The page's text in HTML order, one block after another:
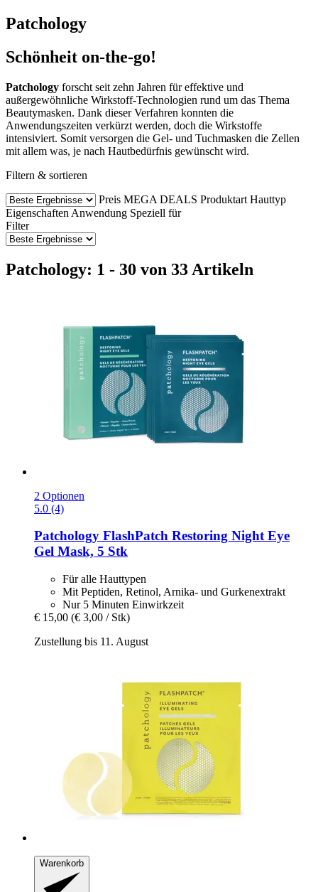
Patchology
Schönheit on-the-go!
Patchology forscht seit zehn Jahren für effektive und
außergewöhnliche Wirkstoff-Technologien rund um das Thema
Beautymasken. Dank dieser Verfahren konnten die
Anwendungszeiten verkürzt werden, doch die Wirkstoffe
intensiviert. Somit versorgen die Gel- und Tuchmasken die Zellen
mit allem was, je nach Hautbedürfnis gewünscht wird.
Filtern & sortieren
Preis MEGA DEALS Produktart Hauttyp
Eigenschaften Anwendung Speziell für
Filter
Patchology: 1 - 30 von 33 Artikeln
2 Optionen
5.0 (4)
Patchology FlashPatch Restoring Night Eye
Gel Mask, 5 Stk
Für alle Hauttypen
Mit Peptiden, Retinol, Arnika- und Gurkenextrakt
Nur 5 Minuten Einwirkzeit
€ 15,00 (€ 3,00 / Stk)
Zustellung bis 11. August
Warenkorb